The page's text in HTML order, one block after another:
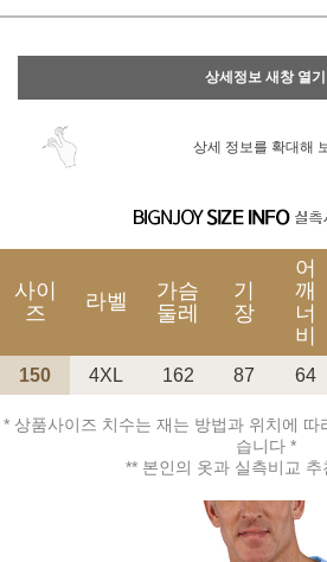
PAYCO 바
상세정보 새창 열기
상세 정보를 확대해
사이
즈
라벨
가슴
둘레
기
장
어
깨
너
비
150 4XL 162 87 64
* 상품사이즈 치수는 재는 방법과 위치에 따
습니다 *
** 본인의 옷과 실측비교 추